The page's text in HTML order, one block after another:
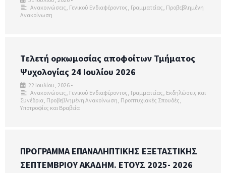
Ανακοινώσεις, Γενικού Ενδιαφέροντος, Γραμματείας, Προβεβλημένη
Ανακοίνωση
Τελετή ορκωμοσίας αποφοίτων Τμήματος
Ψυχολογίας 24 Ιουλίου 2026
22 Ιουλίου, 2026•
Ανακοινώσεις, Γενικού Ενδιαφέροντος, Γραμματείας, Εκδηλώσεις και
Συνέδρια, Προβεβλημένη Ανακοίνωση, Προπτυχιακές Σπουδές,
Υποτροφίες και Βραβεία
ΠΡΟΓΡΑΜΜΑ ΕΠΑΝΑΛΗΠΤΙΚΗΣ ΕΞΕΤΑΣΤΙΚΗΣ
ΣΕΠΤΕΜΒΡΙΟΥ ΑΚΑΔΗΜ. ΕΤΟΥΣ 2025- 2026